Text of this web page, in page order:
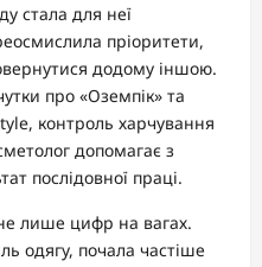
стала для неї
пріоритети,
додому іншою.
про «Оземпік» та
контроль харчування
допомагає з
послідовної праці.
лише цифр на вагах.
одягу, почала частіше